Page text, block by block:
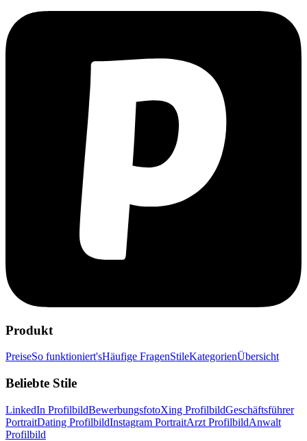
Produkt
PreiseSo funktioniert'sHäufige FragenStileKategorienÜbersicht
Beliebte Stile
LinkedIn ProfilbildBewerbungsfotoXing ProfilbildGeschäftsführer
PortraitDating ProfilbildInstagram PortraitArzt ProfilbildAnwalt
Profilbild